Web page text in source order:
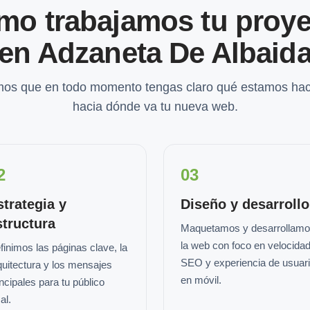
trabajamos tu
Adzaneta De
que en todo momento tengas claro qué estamos
hacia dónde va tu nueva web.
y
las páginas clave, la
y los mensajes
para tu público
03
Diseño y desarrollo
Maquetamos y
la web con foco en
SEO y experiencia de
en móvil.